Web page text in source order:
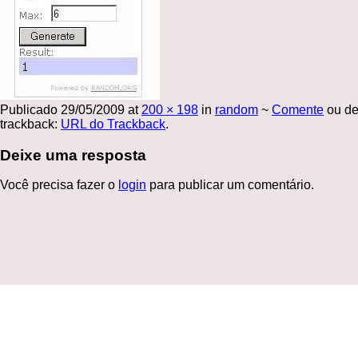
Publicado 29/05/2009 at 200 × 198 in random ~ Comente ou
trackback: URL do Trackback.
Deixe uma resposta
Você precisa fazer o login para publicar um comentário.